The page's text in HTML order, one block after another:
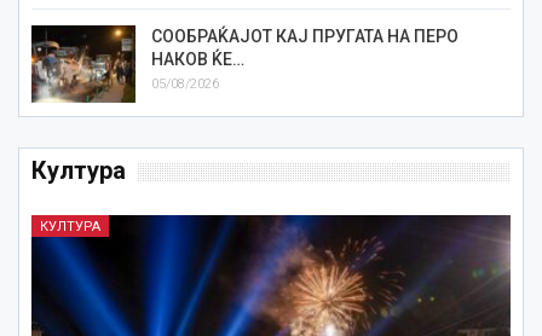
СООБРАЌАЈОТ КАЈ ПРУГАТА НА ПЕРО
НАКОВ ЌЕ…
05/08/2026
Култура
КУЛТУРА